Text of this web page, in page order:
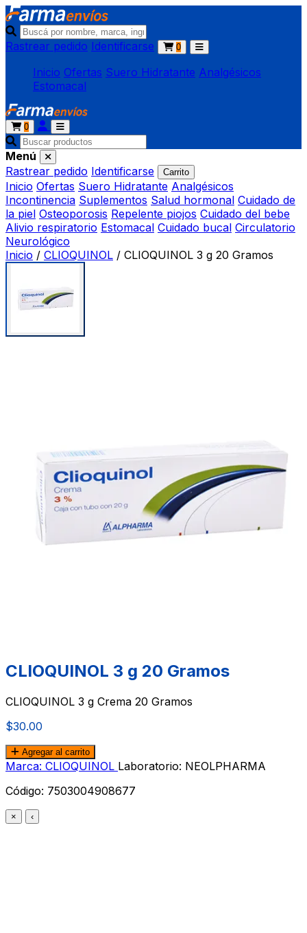
Rastrear pedido Identificarse 0
Inicio Ofertas Suero Hidratante Analgésicos
Estomacal
0
Menú
Rastrear pedido Identificarse Carrito
Inicio Ofertas Suero Hidratante Analgésicos
Incontinencia Suplementos Salud hormonal Cuidado de
la piel Osteoporosis Repelente piojos Cuidado del bebe
Alivio respiratorio Estomacal Cuidado bucal Circulatorio
Neurológico
Inicio / CLIOQUINOL / CLIOQUINOL 3 g 20 Gramos
CLIOQUINOL 3 g 20 Gramos
CLIOQUINOL 3 g Crema 20 Gramos
$30.00
Agregar al carrito
Marca: CLIOQUINOL Laboratorio: NEOLPHARMA
Código: 7503004908677
× ‹